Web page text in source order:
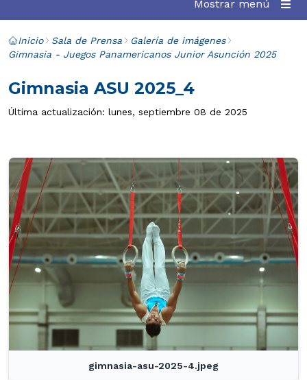
Mostrar menú
Inicio Sala de Prensa
Galería de imágenes
Gimnasia - Juegos Panamericanos Junior Asunción 2025
Gimnasia ASU 2025_4
Última actualización: lunes, septiembre 08 de 2025
gimnasia-asu-2025-4.jpeg